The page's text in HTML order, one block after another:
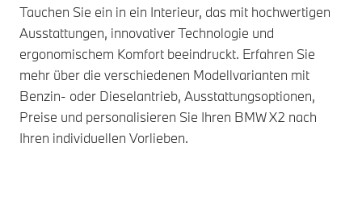
Tauchen Sie ein in ein Interieur, das mit hochwertigen
Ausstattungen, innovativer Technologie und
ergonomischem Komfort beeindruckt. Erfahren Sie
mehr über die verschiedenen Modellvarianten mit
Benzin- oder Dieselantrieb, Ausstattungsoptionen,
Preise und personalisieren Sie Ihren BMW X2 nach
Ihren individuellen Vorlieben.